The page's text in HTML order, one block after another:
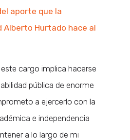
aporte que la
Alberto Hurtado hace al
cargo implica hacerse
pública de enorme
a ejercerlo con la
e independencia
a lo largo de mi